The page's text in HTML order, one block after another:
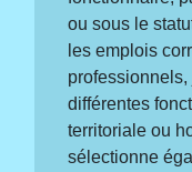
ou sous le
les emplois
différentes
territoriale ou
sélectionne